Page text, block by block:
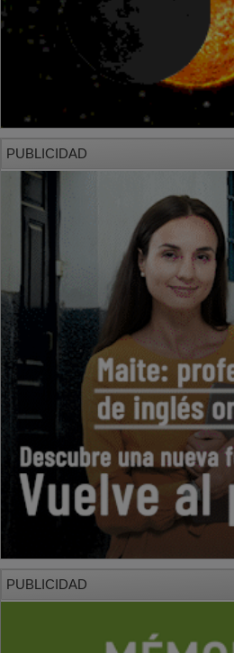
PUBLICIDAD
PUBLICIDAD